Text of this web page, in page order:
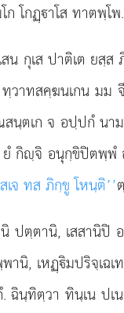
โกฏฺาโส ทาตพฺโพ.
กุเส ปาติเต ยสฺส
วาทสคฺฆนเกน มม
ณสนฺตเก จ อปฺปกํ
ยํ กิฺจิ อนุกฺขิปิตพฺ
สเจ ทส ภิกฺขู โหนฺติ’’
ตฺตานิ, เสสานิปิ
เหฏฺิมปริจฺเฉเ
นฺทิตฺวา ทินฺเน ปเ